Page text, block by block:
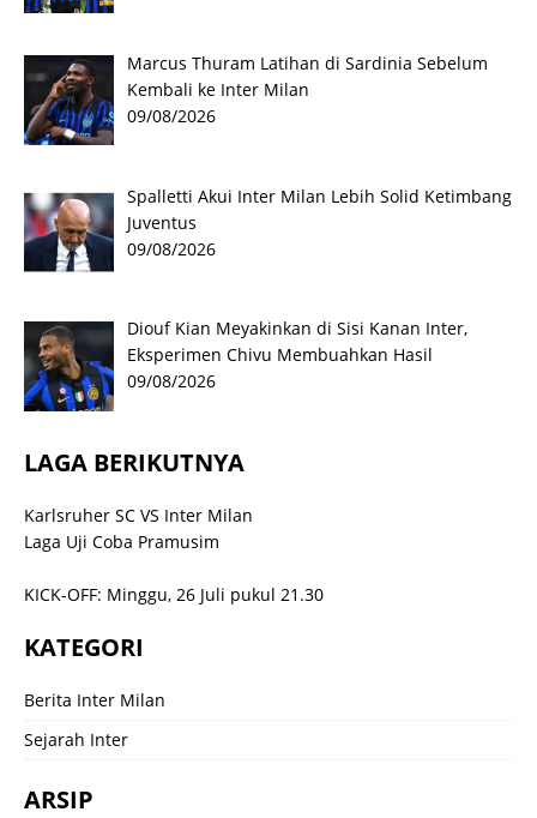
Marcus Thuram Latihan di Sardinia Sebelum
Kembali ke Inter Milan
09/08/2026
Spalletti Akui Inter Milan Lebih Solid Ketimbang
Juventus
09/08/2026
Diouf Kian Meyakinkan di Sisi Kanan Inter,
Eksperimen Chivu Membuahkan Hasil
09/08/2026
LAGA BERIKUTNYA
Karlsruher SC VS Inter Milan
Laga Uji Coba Pramusim
KICK-OFF: Minggu, 26 Juli pukul 21.30
KATEGORI
Berita Inter Milan
Sejarah Inter
ARSIP